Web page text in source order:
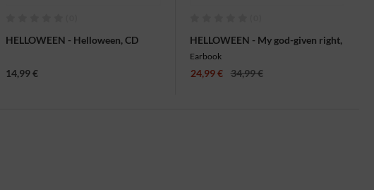
HELLOWEEN - Helloween, CD
14,99 €
HELLOWEEN - My god-given right,
2CD
Earbook
24,99 € 34,99 €